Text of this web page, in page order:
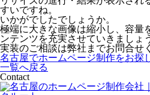
すいですね。
いかがでしたでしょうか。
極端に大きな画像は縮小し、容量
ンテンツを充実させていきましょ
実装のご相談は弊社までお問合せ
名古屋でホームページ制作をお探
一覧へ戻る
Contact